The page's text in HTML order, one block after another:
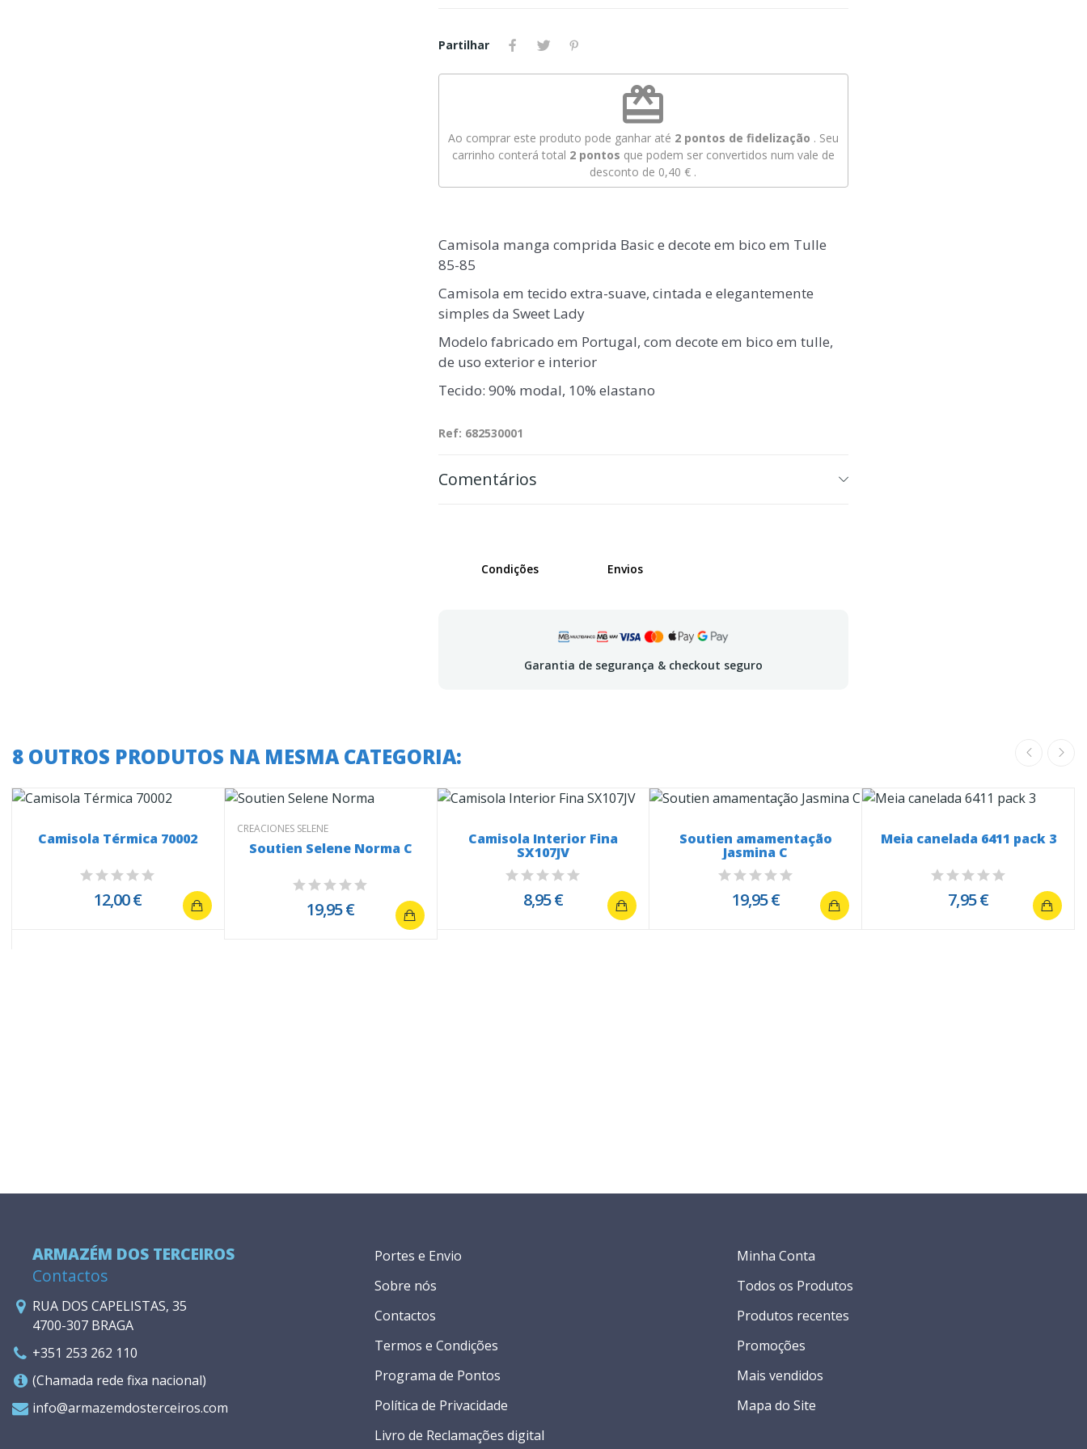
Partilhar
redeem
Ao comprar este produto pode ganhar até 2pontos de fidelização . Seu
carrinho conterá total 2pontos que podem ser convertidos num vale de
desconto de 0,40 € .
Camisola manga comprida Basic e decote em bico em Tulle
85-85
Camisola em tecido extra-suave, cintada e elegantemente
simples da Sweet Lady
Modelo fabricado em Portugal, com decote em bico em tulle,
de uso exterior e interior
Tecido: 90% modal, 10% elastano
Ref: 682530001
Comentários
Condições Envios
Garantia de segurança & checkout seguro
8 OUTROS PRODUTOS NA MESMA CATEGORIA:
Camisola Térmica 70002
12,00 €
CREACIONES SELENE
Soutien Selene Norma C
19,95 €
Camisola Interior Fina
SX107JV
8,95 €
Soutien amamentação
Jasmina C
19,95 €
Meia canelada 6411 pack 3
7,95 €
ARMAZÉM DOS TERCEIROS
Contactos
RUA DOS CAPELISTAS, 35
4700-307 BRAGA
+351 253 262 110
(Chamada rede fixa nacional)
info@armazemdosterceiros.com
Portes e Envio
Sobre nós
Contactos
Termos e Condições
Programa de Pontos
Política de Privacidade
Livro de Reclamações digital
Minha Conta
Todos os Produtos
Produtos recentes
Promoções
Mais vendidos
Mapa do Site